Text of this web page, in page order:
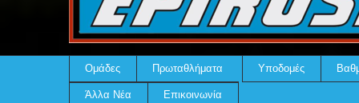
Ομάδες Πρωταθλήματα Υποδομές
Άλλα Νέα Επικοινωνία